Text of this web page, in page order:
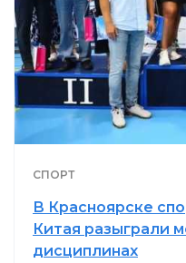
СПОРТ
В Красноярске
Китая разыграли
дисциплинах